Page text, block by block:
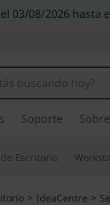
03/08/2026 hasta
Soporte
Escritorio
> IdeaCentre >